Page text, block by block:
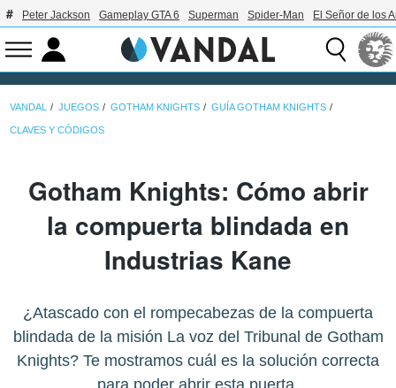
Peter Jackson Gameplay GTA 6 Superman Spider-Man El Señor de los
VANDAL JUEGOS GOTHAM KNIGHTS GUÍA GOTHAM KNIGHTS
CLAVES Y CÓDIGOS
Gotham Knights: Cómo abrir
la compuerta blindada en
Industrias Kane
¿Atascado con el rompecabezas de la compuerta
blindada de la misión La voz del Tribunal de Gotham
Knights? Te mostramos cuál es la solución correcta